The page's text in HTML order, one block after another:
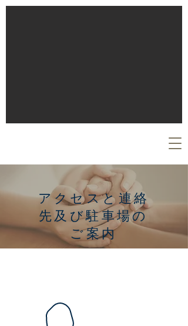
​アクセスと連絡
先及び駐車場の
ご案内